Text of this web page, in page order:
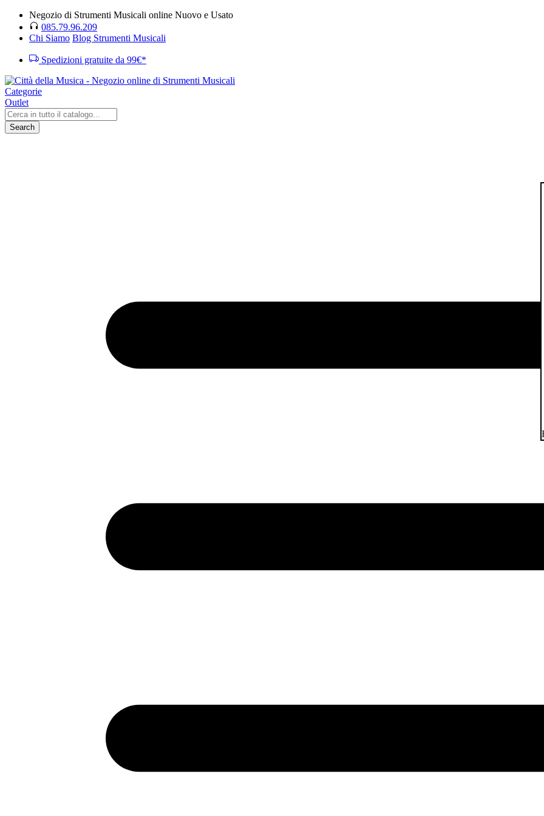
Negozio di Strumenti Musicali online Nuovo e Usato
085.79.96.209
Chi Siamo Blog Strumenti Musicali
Spedizioni gratuite da 99€*
Categorie
Outlet
Search